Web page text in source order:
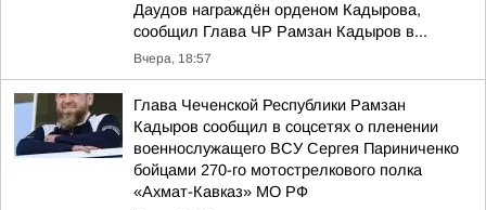
Даудов награждён орденом Кадырова,
сообщил Глава ЧР Рамзан Кадыров в...
Вчера, 18:57
Глава Чеченской Республики Рамзан
Кадыров сообщил в соцсетях о пленении
военнослужащего ВСУ Сергея Париниченко
бойцами 270-го мотострелкового полка
«Ахмат-Кавказ» МО РФ